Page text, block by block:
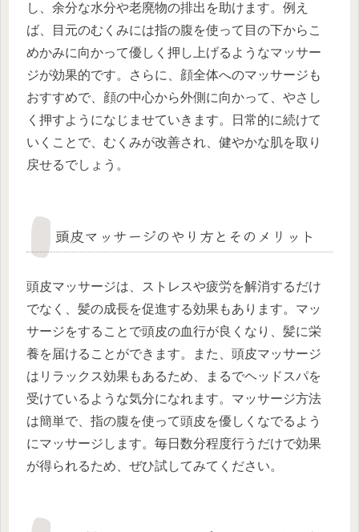
し、余分な水分や老廃物の排出を助けます。例え
ば、目元のむくみには指の腹を使って目の下からこ
めかみに向かって優しく押し上げるようなマッサー
ジが効果的です。さらに、顔全体へのマッサージも
おすすめで、顔の中心から外側に向かって、やさし
く押すようになじませていきます。日常的に続けて
いくことで、むくみが改善され、健やかな肌を取り
戻せるでしょう。
頭皮マッサージのやり方とそのメリット
頭皮マッサージは、ストレスや疲労を解消するだけ
でなく、髪の成長を促進する効果もあります。マッ
サージをすることで頭皮の血行が良くなり、髪に栄
養を届けることができます。また、頭皮マッサージ
はリラックス効果もあるため、まるでヘッドスパを
受けているような気分になれます。マッサージ方法
は簡単で、指の腹を使って頭皮を優しくなでるよう
にマッサージします。毎日数分程度行うだけで効果
が得られるため、ぜひ試してみてください。